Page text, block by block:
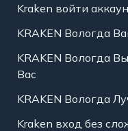
Kraken войти
KRAKEN Вологда
KRAKEN Вологда
Вас
KRAKEN Вологда
Kraken вход без